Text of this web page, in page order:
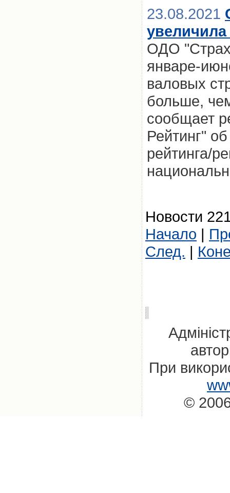
23.08.2021
ОДО
январе-
валовых
больше,
сообщает
Рейтинг"
рейтинга/
Новости
Начало |
След. |
При
©